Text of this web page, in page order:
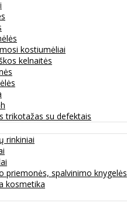
kostiumėliai
kelnaitės
trikotažas su defektais
rinkiniai
priemonės, spalvinimo knygelės
kosmetika